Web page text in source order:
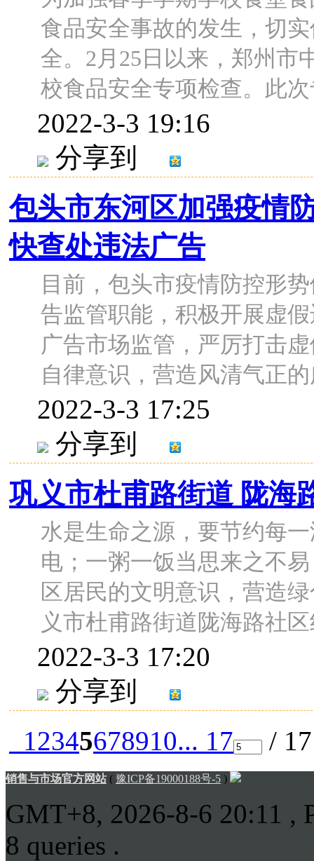
食品安全事故的发生，切
全。2月25日以来，郑州市
校食品安全专项检查。此
2022-3-3 19:16
分享到
包头市东河区加强疫情
快查处违法广告
目前，包头市疫情防控形
告监管职能，积极开展虚
广告市场监管，严厉打击
自律意识，营造风清气正
2022-3-3 17:25
分享到
巩义市杜甫路街道 陇海
水是生命之源，要节约每
电；一粥一饭当思来之不
区居民的文明意识，营造
义市杜甫路街道陇海路社
2022-3-3 17:20
分享到
12345678910... 17 /
销售与市场官方网站( 豫ICP备19000188号-5 )
GMT+8, 2026-8-6 20:11 ,
8 queries .